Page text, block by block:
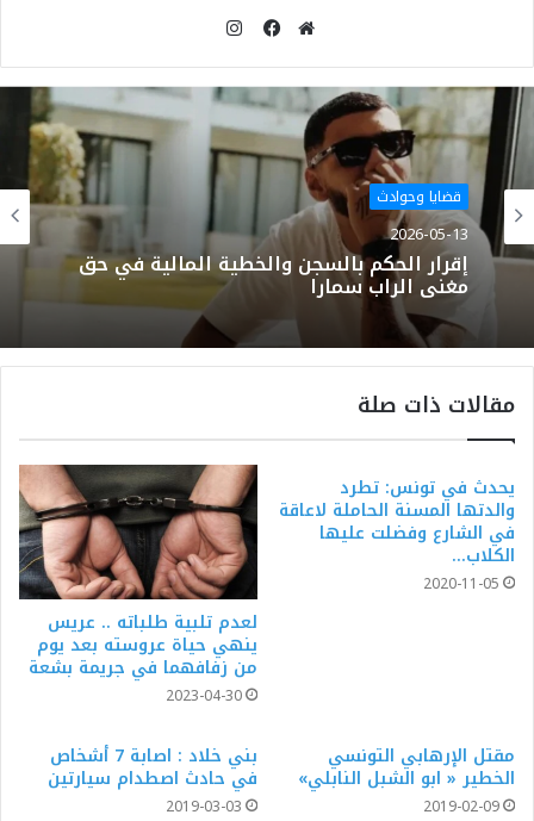
الويب
قضايا وحوادث
2026-05-13
إقرار الحكم بالسجن والخطية المالية في حق
مغني الراب سمارا
مقالات ذات صلة
يحدث في تونس: تطرد
والدتها المسنة الحاملة لاعاقة
في الشارع وفضلت عليها
الكلاب…
2020-11-05
لعدم تلبية طلباته .. عريس
ينهي حياة عروسته بعد يوم
من زفافهما في جريمة بشعة
2023-04-30
مقتل الإرهابي التونسي
الخطير « ابو الشبل النابلي»
2019-02-09
بني خلاد : اصابة 7 أشخاص
في حادث اصطدام سيارتين
2019-03-03